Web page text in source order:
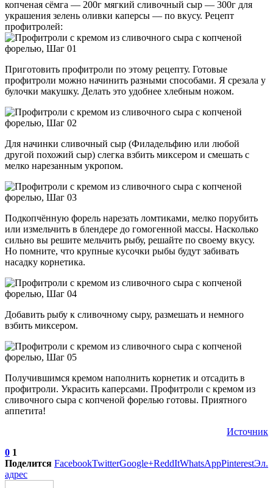
копченая сёмга — 200г мягкий сливочный сыр — 300г для
украшения зелень оливки каперсы — по вкусу. Рецепт
профитролей:
Приготовить профитроли по этому рецепту. Готовые
профитроли можно начинить разными способами. Я срезала у
булочки макушку. Делать это удобнее хлебным ножом.
Для начинки сливочный сыр (Филадельфию или любой
другой похожий сыр) слегка взбить миксером и смешать с
мелко нарезанным укропом.
Подкопчённую форель нарезать ломтиками, мелко порубить
или измельчить в блендере до гомогенной массы. Насколько
сильно вы решите мельчить рыбу, решайте по своему вкусу.
Но помните, что крупные кусочки рыбы будут забивать
насадку корнетика.
Добавить рыбу к сливочному сыру, размешать и немного
взбить миксером.
Получившимся кремом наполнить корнетик и отсадить в
профитроли. Украсить каперсами. Профитроли с кремом из
сливочного сыра с копченой форелью готовы. Приятного
аппетита!
Источник
0 1
Поделится FacebookTwitterGoogle+ReddItWhatsAppPinterestЭл.
адрес